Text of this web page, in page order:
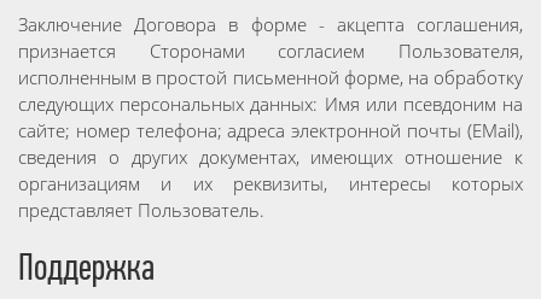
Заключение Договора в форме - акцепта соглашения,
признается Сторонами согласием Пользователя,
исполненным в простой письменной форме, на обработку
следующих персональных данных: Имя или псевдоним на
сайте; номер телефона; адреса электронной почты (EMail),
сведения о других документах, имеющих отношение к
организациям и их реквизиты, интересы которых
представляет Пользователь.
Поддержка